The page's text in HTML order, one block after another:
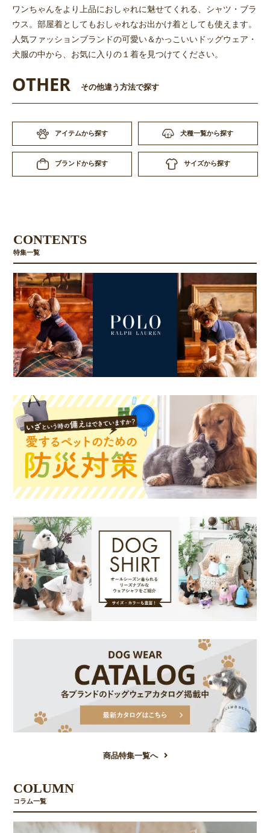
ワンちゃんをより上品におしゃれに魅せてくれる、シャツ・ブラ
ウス。部屋着としてもおしゃれなお出かけ着としても使えます。
人気ファッションブランドの可愛い＆かっこいいドッグウェア・
犬服の中から、お気に入りの１着を見つけてください。
OTHER その他違う方法で探す
アイテムから探す 犬種一覧から探す
ブランドから探す サイズから探す
CONTENTS
特集一覧
商品特集一覧へ
COLUMN
コラム一覧